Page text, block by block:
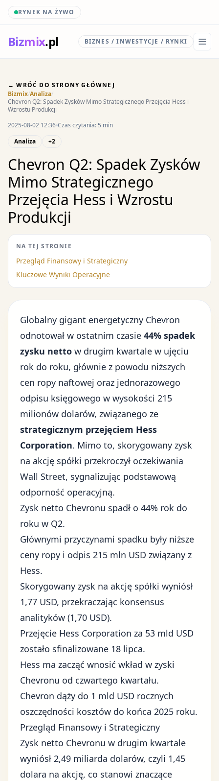
RYNEK NA ŻYWO
Bizmix.pl BIZNES / INWESTYCJE / RYNKI
← WRÓĆ DO STRONY GŁÓWNEJ
Bizmix/Analiza/
Chevron Q2: Spadek Zysków Mimo Strategicznego Przejęcia Hess i
Wzrostu Produkcji
2025-08-02 12:36 Czas czytania: 5 min
Analiza
+2
Chevron Q2: Spadek Zysków
Mimo Strategicznego
Przejęcia Hess i Wzrostu
Produkcji
NA TEJ STRONIE
Przegląd Finansowy i Strategiczny
Kluczowe Wyniki Operacyjne
Globalny gigant energetyczny Chevron
odnotował w ostatnim czasie 44% spadek
zysku netto w drugim kwartale w ujęciu
rok do roku, głównie z powodu niższych
cen ropy naftowej oraz jednorazowego
odpisu księgowego w wysokości 215
milionów dolarów, związanego ze
strategicznym przejęciem Hess
Corporation. Mimo to, skorygowany zysk
na akcję spółki przekroczył oczekiwania
Wall Street, sygnalizując podstawową
odporność operacyjną.
Zysk netto Chevronu spadł o 44% rok do
roku w Q2.
Głównymi przyczynami spadku były niższe
ceny ropy i odpis 215 mln USD związany z
Hess.
Skorygowany zysk na akcję spółki wyniósł
1,77 USD, przekraczając konsensus
analityków (1,70 USD).
Przejęcie Hess Corporation za 53 mld USD
zostało sfinalizowane 18 lipca.
Hess ma zacząć wnosić wkład w zyski
Chevronu od czwartego kwartału.
Chevron dąży do 1 mld USD rocznych
oszczędności kosztów do końca 2025 roku.
Przegląd Finansowy i Strategiczny
Zysk netto Chevronu w drugim kwartale
wyniósł 2,49 miliarda dolarów, czyli 1,45
dolara na akcję, co stanowi znaczące